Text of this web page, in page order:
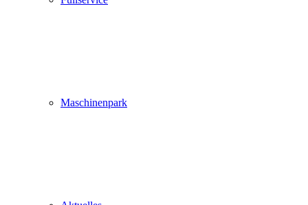
Maschinenpark